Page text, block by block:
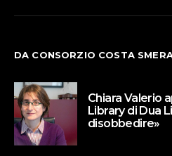
DA CONSORZIO COSTA
Chiara Valerio
Library di Dua
disobbedire»